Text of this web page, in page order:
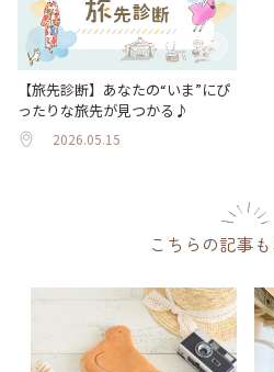
【旅先診断】あなたの“いま”にぴ
ったりな旅先が見つかる♪
2026.05.15
こちらの記事